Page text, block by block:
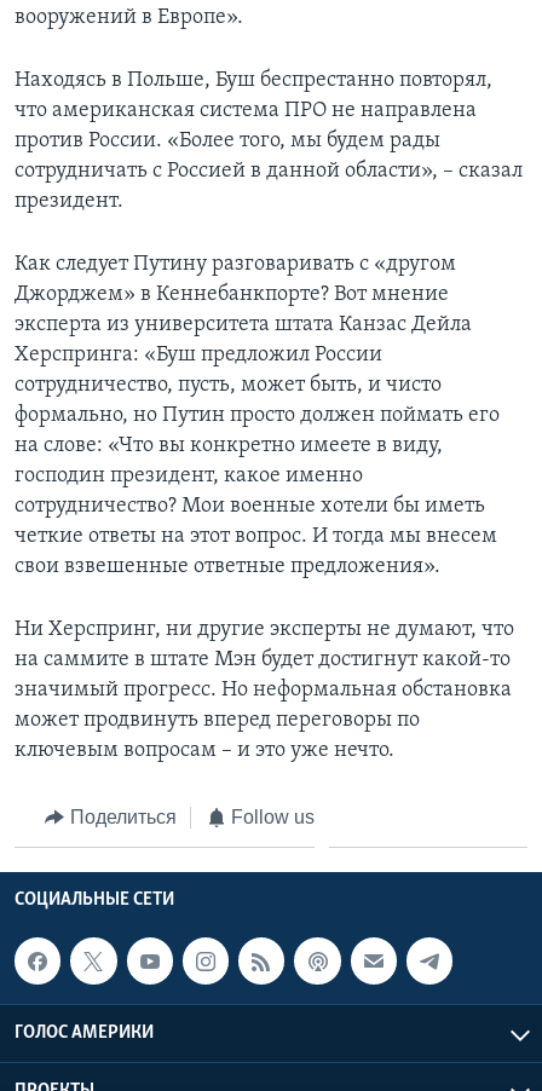
вооружений в Европе».
Находясь в Польше, Буш беспрестанно повторял,
что американская система ПРО не направлена
против России. «Более того, мы будем рады
сотрудничать с Россией в данной области», – сказал
президент.
Как следует Путину разговаривать с «другом
Джорджем» в Кеннебанкпорте? Вот мнение
эксперта из университета штата Канзас Дейла
Херспринга: «Буш предложил России
сотрудничество, пусть, может быть, и чисто
формально, но Путин просто должен поймать его
на слове: «Что вы конкретно имеете в виду,
господин президент, какое именно
сотрудничество? Мои военные хотели бы иметь
четкие ответы на этот вопрос. И тогда мы внесем
свои взвешенные ответные предложения».
Ни Херспринг, ни другие эксперты не думают, что
на саммите в штате Мэн будет достигнут какой-то
значимый прогресс. Но неформальная обстановка
может продвинуть вперед переговоры по
ключевым вопросам – и это уже нечто.
Поделиться Follow us
СОЦИАЛЬНЫЕ СЕТИ
ГОЛОС АМЕРИКИ